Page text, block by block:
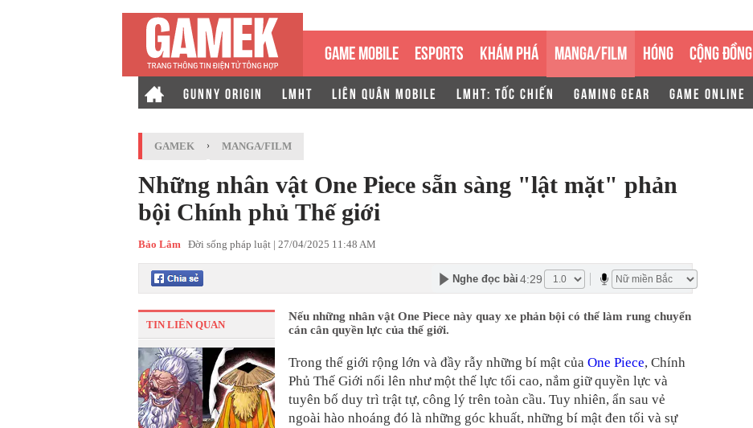
GAME MOBILE ESPORTS KHÁM PHÁ MANGA/FILM HÓNG CỘNG ĐỒNG
GUNNY ORIGIN LMHT LIÊN QUÂN MOBILE LMHT: TỐC CHIẾN GAMING GEAR GAME ONLINE
GAMEK › MANGA/FILM
Những nhân vật One Piece sẵn sàng "lật mặt" phản
bội Chính phủ Thế giới
Bảo Lâm Đời sống pháp luật | 27/04/2025 11:48 AM
Nghe đọc bài 4:29
TIN LIÊN QUAN
Nếu những nhân vật One Piece này quay xe phản bội có thể làm rung chuyển
cán cân quyền lực của thế giới.
Trong thế giới rộng lớn và đầy rẫy những bí mật của One Piece, Chính
Phủ Thế Giới nổi lên như một thế lực tối cao, nắm giữ quyền lực và
tuyên bố duy trì trật tự, công lý trên toàn cầu. Tuy nhiên, ẩn sau vẻ
ngoài hào nhoáng đó là những góc khuất, những bí mật đen tối và sự